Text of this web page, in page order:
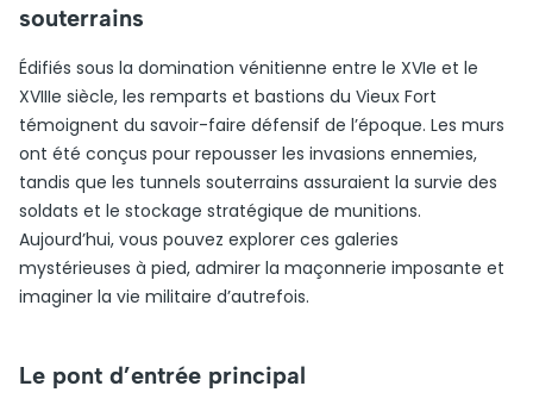
souterrains
Édifiés sous la domination vénitienne entre le XVIe et le
XVIIIe siècle, les remparts et bastions du Vieux Fort
témoignent du savoir-faire défensif de l’époque. Les murs
ont été conçus pour repousser les invasions ennemies,
tandis que les tunnels souterrains assuraient la survie des
soldats et le stockage stratégique de munitions.
Aujourd’hui, vous pouvez explorer ces galeries
mystérieuses à pied, admirer la maçonnerie imposante et
imaginer la vie militaire d’autrefois.
Le pont d’entrée principal